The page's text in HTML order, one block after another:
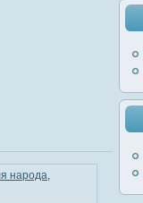
народа,